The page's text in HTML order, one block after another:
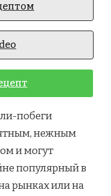
STIR
ФРАЙ
ИЗ
ЧЕСНОЧНЫХ
СТРЕЛОК
побеги
нежным
и могут
популярный в
рынках или на